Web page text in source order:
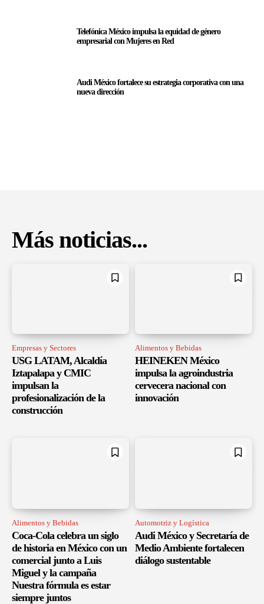
Telefónica México impulsa la equidad de género
empresarial con Mujeres en Red
Audi México fortalece su estrategia corporativa con una
nueva dirección
Más noticias...
Empresas y Sectores
USG LATAM, Alcaldía
Iztapalapa y CMIC
impulsan la
profesionalización de la
construcción
Alimentos y Bebidas
HEINEKEN México
impulsa la agroindustria
cervecera nacional con
innovación
Alimentos y Bebidas
Coca-Cola celebra un siglo
de historia en México con un
comercial junto a Luis
Miguel y la campaña
Nuestra fórmula es estar
siempre juntos
Automotriz y Logística
Audi México y Secretaría de
Medio Ambiente fortalecen
diálogo sustentable